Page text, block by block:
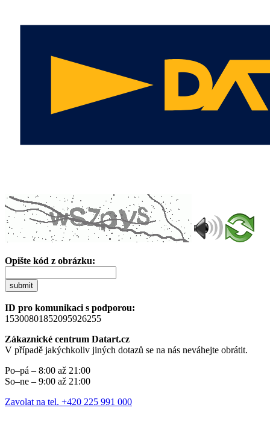
Opište kód z obrázku:
submit
ID pro komunikaci s podporou:
15300801852095926255
Zákaznické centrum Datart.cz
V případě jakýchkoliv jiných dotazů se na nás neváhejte obrátit.
Po–pá – 8:00 až 21:00
So–ne – 9:00 až 21:00
Zavolat na tel. +420 225 991 000